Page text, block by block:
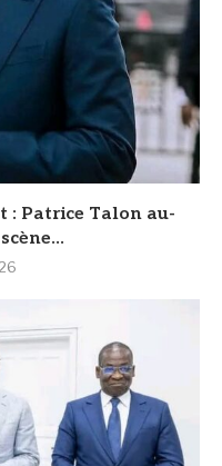
: Patrice Talon au-